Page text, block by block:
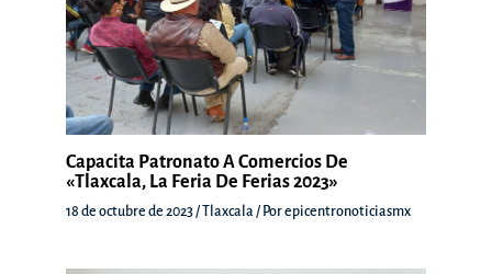
Capacita Patronato A Comercios De
«Tlaxcala, La Feria De Ferias 2023»
18 de octubre de 2023/ Tlaxcala / Porepicentronoticiasmx